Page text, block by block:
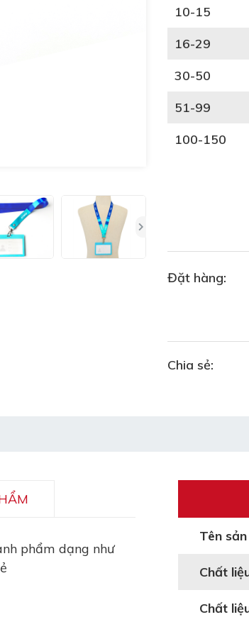
10-15
16-29
30-50
51-99
100-150
Đặt hàng:
Chia sẻ:
phẩm dạng như
Tên
Chất
Chất